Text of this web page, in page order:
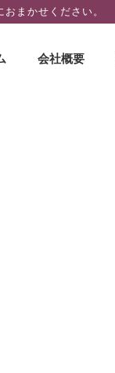
まかせください。
会社概要